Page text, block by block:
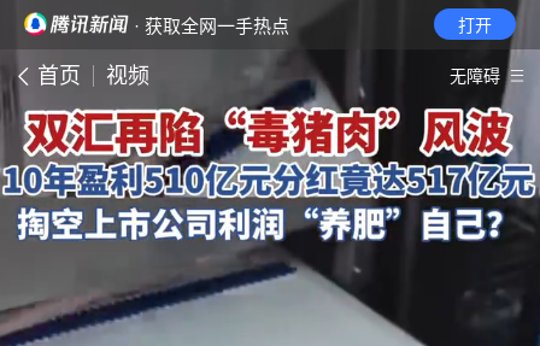
· 获取全网一手热点 打开
首页 视频 无障碍